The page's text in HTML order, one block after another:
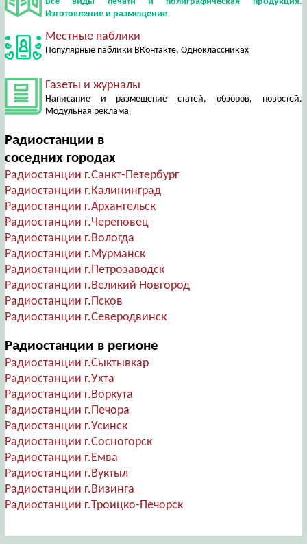
Изготовление и размещение
Местные паблики
Популярные паблики ВКонтакте, Одноклассниках
Газеты и журналы
Написание и размещение статей, обзоров, новостей.
Модульная реклама.
Радиостанции в
соседних городах
Радиостанции г.Санкт-Петербург
Радиостанции г.Калининград
Радиостанции г.Архангельск
Радиостанции г.Череповец
Радиостанции г.Вологда
Радиостанции г.Мурманск
Радиостанции г.Петрозаводск
Радиостанции г.Великий Новгород
Радиостанции г.Псков
Радиостанции г.Северодвинск
Радиостанции в регионе
Радиостанции г.Сыктывкар
Радиостанции г.Ухта
Радиостанции г.Воркута
Радиостанции г.Печора
Радиостанции г.Усинск
Радиостанции г.Сосногорск
Радиостанции г.Емва
Радиостанции г.Вуктыл
Радиостанции г.Визинга
Радиостанции г.Троицко-Печорск